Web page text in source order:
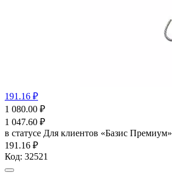
191.16 ₽
1 080.00 ₽
1 047.60 ₽
в статусе Для клиентов «Базис Премиум»
191.16 ₽
Код: 32521